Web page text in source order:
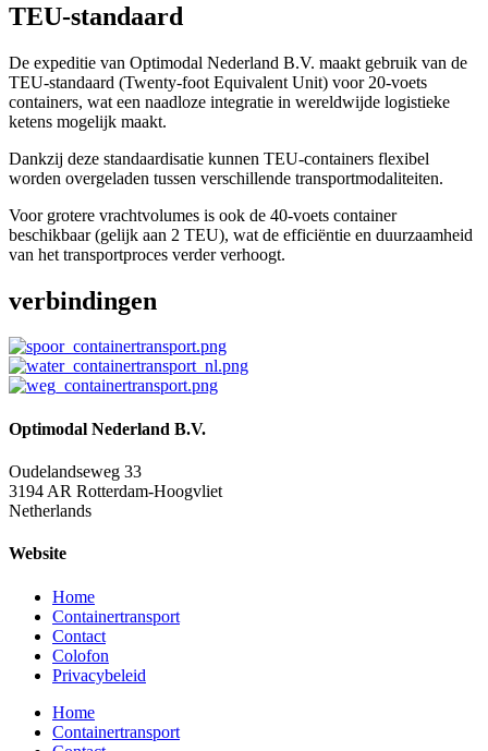
TEU-standaard
De expeditie van Optimodal Nederland B.V. maakt gebruik van de
TEU-standaard (Twenty-foot Equivalent Unit) voor 20-voets
containers, wat een naadloze integratie in wereldwijde logistieke
ketens mogelijk maakt.
Dankzij deze standaardisatie kunnen TEU-containers flexibel
worden overgeladen tussen verschillende transportmodaliteiten.
Voor grotere vrachtvolumes is ook de 40-voets container
beschikbaar (gelijk aan 2 TEU), wat de efficiëntie en duurzaamheid
van het transportproces verder verhoogt.
verbindingen
Optimodal Nederland B.V.
Oudelandseweg 33
3194 AR Rotterdam-Hoogvliet
Netherlands
Website
Home
Containertransport
Contact
Colofon
Privacybeleid
Home
Containertransport